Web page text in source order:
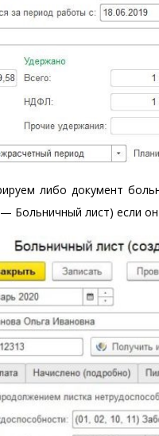
либо документ
Больничный лист) если